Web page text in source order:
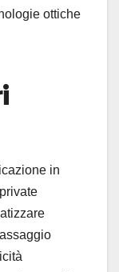
ottiche
in